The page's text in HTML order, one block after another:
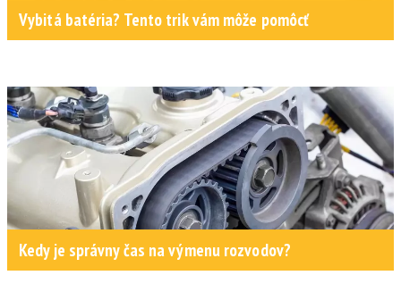
Vybitá batéria? Tento trik vám môže pomôcť
Kedy je správny čas na výmenu rozvodov?